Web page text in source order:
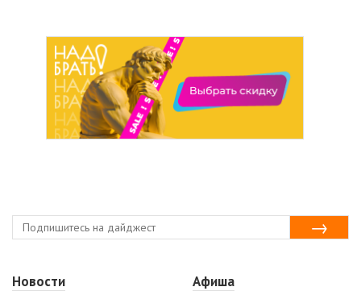
Новости
Афиша